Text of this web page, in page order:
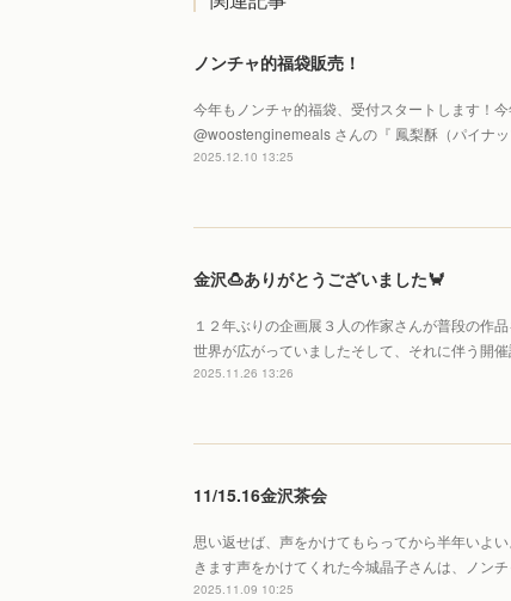
ノンチャ的福袋販売！
今年もノンチャ的福袋、受付スタートします！
@woostenginemeals さんの『 鳳梨酥（パイナ
2025.12.10 13:25
金沢🍮ありがとうございました🦀
１２年ぶりの企画展３人の作家さんが普段の作
世界が広がっていましたそして、それに伴う開
2025.11.26 13:26
11/15.16金沢茶会
思い返せば、声をかけてもらってから半年いよ
きます声をかけてくれた今城晶子さんは、ノン
2025.11.09 10:25